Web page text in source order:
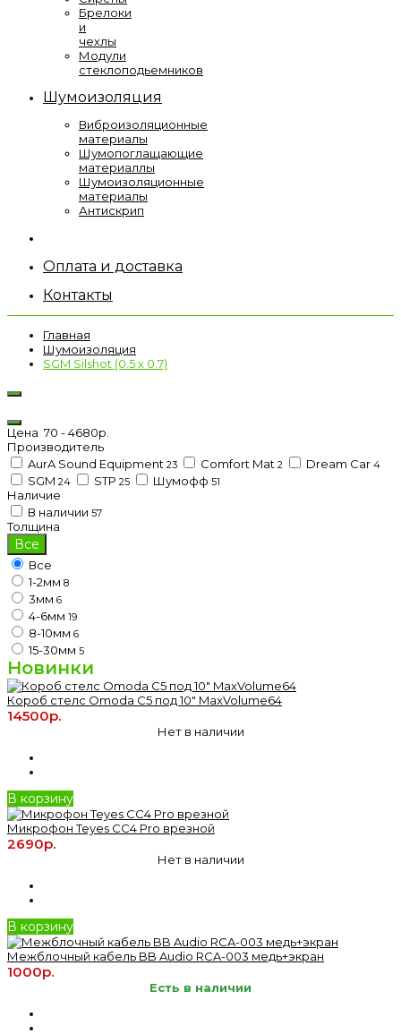
Брелоки
и
чехлы
Модули
стеклоподьемников
Шумоизоляция
Виброизоляционные
материалы
Шумопоглащающие
материаллы
Шумоизоляционные
материалы
Антискрип
Оплата и доставка
Контакты
Главная
Шумоизоляция
SGM Silshot (0.5 х 0.7)
Цена 70 -4680р.
Производитель
AurA Sound Equipment 23 Comfort Mat 2 Dream Car 4
SGM 24 STP 25 Шумофф 51
Наличие
В наличии 57
Толщина
Все
Все
1-2мм 8
3мм 6
4-6мм 19
8-10мм 6
15-30мм 5
Новинки
Короб стелс Omoda C5 под 10" MaxVolume64
14500р.
Нет в наличии
В корзину
Микрофон Teyes CC4 Pro врезной
2690р.
Нет в наличии
В корзину
Межблочный кабель BB Audio RCA-003 медь+экран
1000р.
Есть в наличии